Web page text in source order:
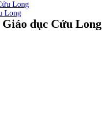
Long
dục Cửu Long